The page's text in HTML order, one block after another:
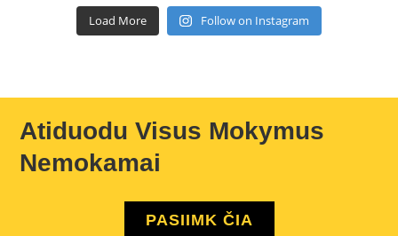
Load More Follow on Instagram
Atiduodu Visus Mokymus
Nemokamai
PASIIMK ČIA